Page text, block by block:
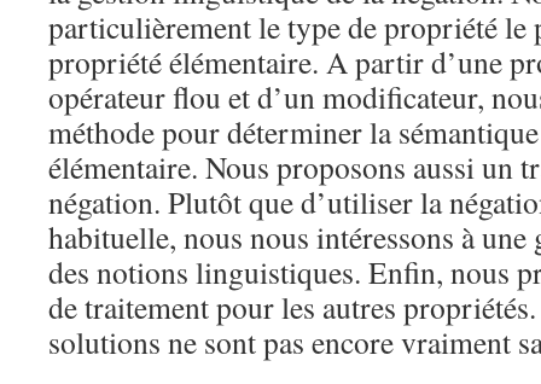
particulièrement le type de propriété le
propriété élémentaire. A partir d’une
opérateur flou et d’un modificateur,
méthode pour déterminer la
élémentaire. Nous proposons aussi un
négation. Plutôt que d’utiliser la
habituelle, nous nous intéressons à une
des notions linguistiques. Enfin, nous
de traitement pour les autres
solutions ne sont pas encore vraiment